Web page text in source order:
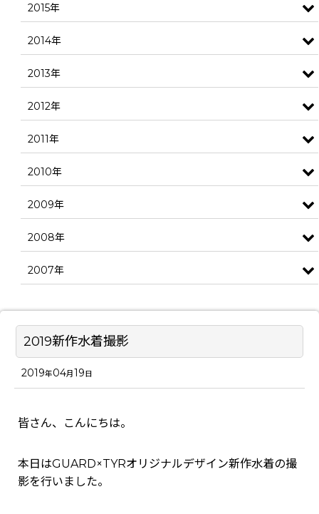
2019新作水着撮影
2019年04月19日
皆さん、こんにちは。
本日はGUARD×TYRオリジナルデザイン新作水着の撮
影を行いました。
2015年
2014年
2013年
2012年
2011年
2010年
2009年
2008年
2007年